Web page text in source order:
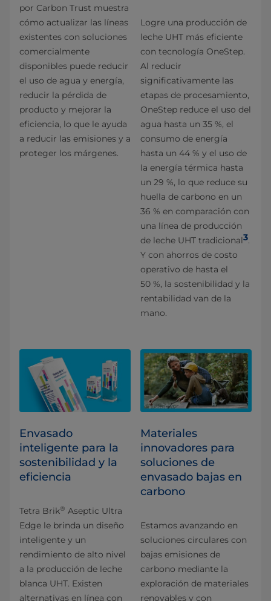
por Carbon Trust muestra
cómo actualizar las líneas
existentes con soluciones
comercialmente
disponibles puede reducir
el uso de agua y energía,
reducir la pérdida de
producto y mejorar la
eficiencia, lo que le ayuda
a reducir las emisiones y a
proteger los márgenes.
Logre una producción de
leche UHT más eficiente
con tecnología OneStep.
Al reducir
significativamente las
etapas de procesamiento,
OneStep reduce el uso del
agua hasta un 35 %, el
consumo de energía
hasta un 44 % y el uso de
la energía térmica hasta
un 29 %, lo que reduce su
huella de carbono en un
36 % en comparación con
una línea de producción
de leche UHT tradicional3.
Y con ahorros de costo
operativo de hasta el
50 %, la sostenibilidad y la
rentabilidad van de la
mano.
Envasado
inteligente para la
sostenibilidad y la
eficiencia
Tetra Brik® Aseptic Ultra
Edge le brinda un diseño
inteligente y un
rendimiento de alto nivel
a la producción de leche
blanca UHT. Existen
alternativas en línea con
Materiales
innovadores para
soluciones de
envasado bajas en
carbono
Estamos avanzando en
soluciones circulares con
bajas emisiones de
carbono mediante la
exploración de materiales
renovables y con